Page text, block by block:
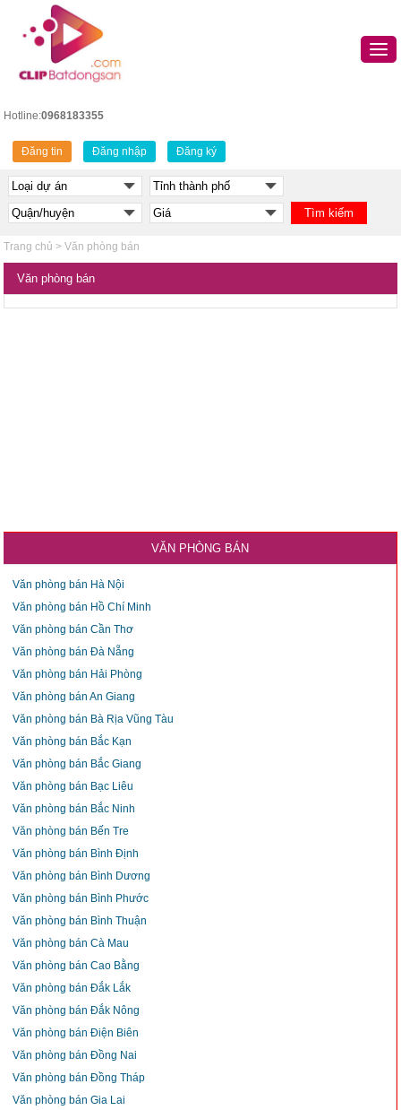
Hotline:0968183355
Đăng tin Đăng nhập Đăng ký
Trang chủ >Văn phòng bán
Văn phòng bán
VĂN PHÒNG BÁN
Văn phòng bán Hà Nội
Văn phòng bán Hồ Chí Minh
Văn phòng bán Cần Thơ
Văn phòng bán Đà Nẵng
Văn phòng bán Hải Phòng
Văn phòng bán An Giang
Văn phòng bán Bà Rịa Vũng Tàu
Văn phòng bán Bắc Kạn
Văn phòng bán Bắc Giang
Văn phòng bán Bạc Liêu
Văn phòng bán Bắc Ninh
Văn phòng bán Bến Tre
Văn phòng bán Bình Định
Văn phòng bán Bình Dương
Văn phòng bán Bình Phước
Văn phòng bán Bình Thuận
Văn phòng bán Cà Mau
Văn phòng bán Cao Bằng
Văn phòng bán Đắk Lắk
Văn phòng bán Đắk Nông
Văn phòng bán Điện Biên
Văn phòng bán Đồng Nai
Văn phòng bán Đồng Tháp
Văn phòng bán Gia Lai